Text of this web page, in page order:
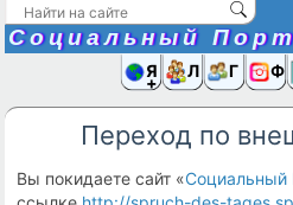
Социальный
Я иЛюди
Переход по
Вы покидаете сайт «Социальный